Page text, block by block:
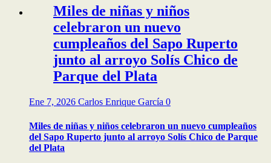
Miles de niñas y niños
celebraron un nuevo
cumpleaños del Sapo Ruperto
junto al arroyo Solís Chico de
Parque del Plata
Ene 7, 2026 Carlos Enrique García 0
Miles de niñas y niños celebraron un nuevo cumpleaños
del Sapo Ruperto junto al arroyo Solís Chico de Parque
del Plata